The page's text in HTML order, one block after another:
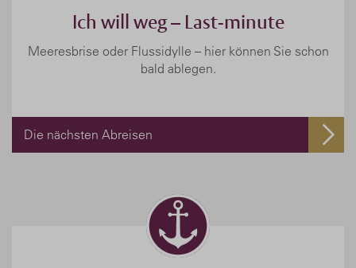
Ich will weg – Last-minute
Meeresbrise oder Flussidylle – hier können Sie schon
bald ablegen.
Die nächsten Abreisen